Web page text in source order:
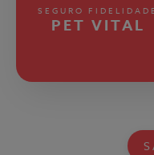
SEGURO FIDELIDADE
PET VITAL